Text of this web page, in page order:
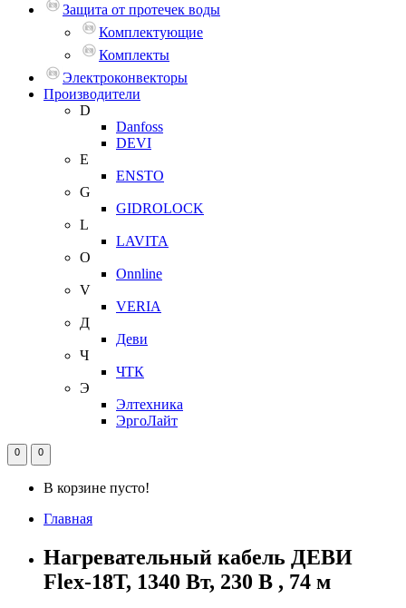
Защита от протечек воды
Комплектующие
Комплекты
Электроконвекторы
Производители
D
Danfoss
DEVI
E
ENSTO
G
GIDROLOCK
L
LAVITA
O
Onnline
V
VERIA
Д
Деви
Ч
ЧТК
Э
Элтехника
ЭргоЛайт
0 0
В корзине пусто!
Главная
Нагревательный кабель ДЕВИ
Flex-18T, 1340 Вт, 230 В , 74 м